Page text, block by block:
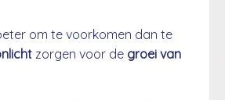
om te voorkomen dan te
zorgen voor de groei van